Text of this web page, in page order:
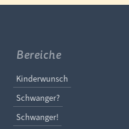
Bereiche
Navigation
Kinderwunsch
Schwanger?
Schwanger!